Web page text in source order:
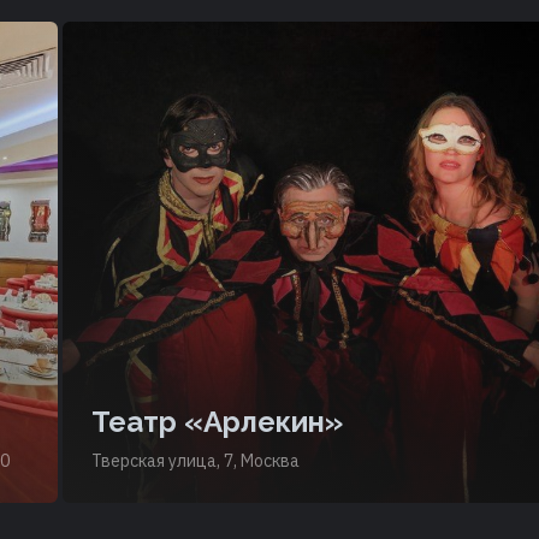
Театр «Арлекин»
Тверская улица, 7, Москва